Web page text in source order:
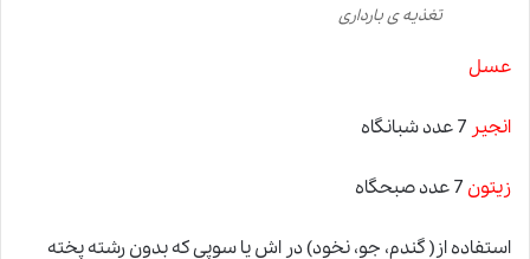
تغذیه ی بارداری
عسل
انجیر
زیتون
استفاده از( گندم، جو، نخود) در اش یا سوپی که بدون رشته پخته